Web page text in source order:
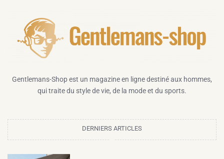
Gentlemans-Shop est un magazine en ligne destiné aux hommes,
qui traite du style de vie, de la mode et du sports.
DERNIERS ARTICLES